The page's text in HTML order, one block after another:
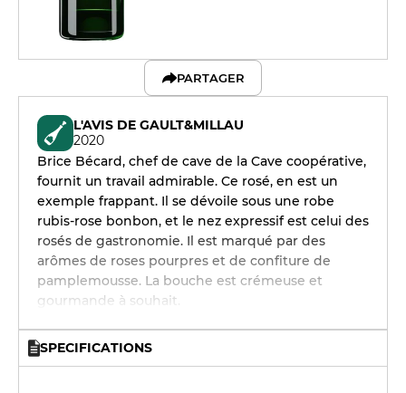
PARTAGER
L'AVIS DE GAULT&MILLAU
2020
Brice Bécard, chef de cave de la Cave coopérative,
fournit un travail admirable. Ce rosé, en est un
exemple frappant. Il se dévoile sous une robe
rubis-rose bonbon, et le nez expressif est celui des
rosés de gastronomie. Il est marqué par des
arômes de roses pourpres et de confiture de
pamplemousse. La bouche est crémeuse et
gourmande à souhait.
SPECIFICATIONS